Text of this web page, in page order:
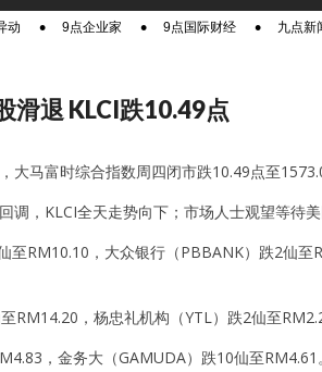
动 9点企业家 9点国际财经 九点新
滑退 KLCI跌10.49点
大马富时综合指数周四闭市跌10.49点至
调，KLCI全天走势向下；市场人士观望等待
至RM10.10，大众银行（PBBANK）跌2仙
RM14.20，杨忠礼机构（YTL）跌2仙至
，金务大（GAMUDA）跌10仙至RM4.61。